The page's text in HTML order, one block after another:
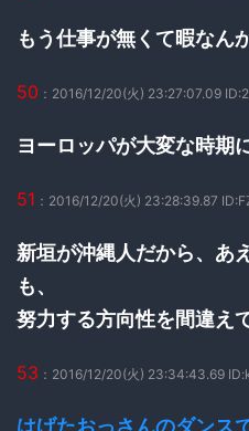
もう仕事が無くて暇なん
50 ：2016/12/20(火) 23:27:07.09
ヨーロッパが大変な時期
51 ：2016/12/20(火) 23:28:39.87
新垣が沖縄人だから、あ
も、
努力する方向性を間違え
53 ：2016/12/20(火) 23:34:43.69
はげたおっさんのダンス